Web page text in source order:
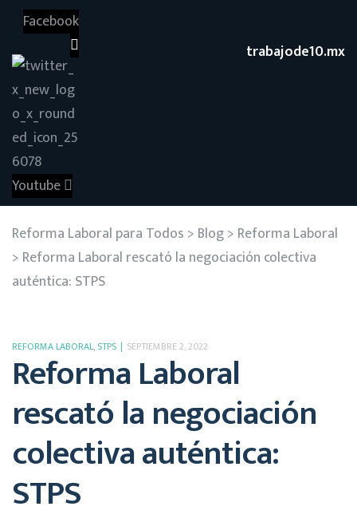
trabajode10.mx
Facebook
Youtube
Reforma Laboral para Todos > Blog> Reforma Laboral
> Reforma Laboral rescató la negociación colectiva
auténtica: STPS
REFORMA LABORAL, STPS SEPTIEMBRE 2, 2022
Reforma Laboral
rescató la negociación
colectiva auténtica:
STPS